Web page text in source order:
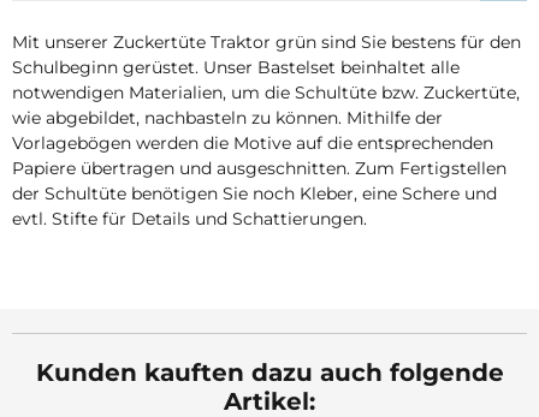
Mit unserer Zuckertüte Traktor grün sind Sie bestens für den
Schulbeginn gerüstet. Unser Bastelset beinhaltet alle
notwendigen Materialien, um die Schultüte bzw. Zuckertüte,
wie abgebildet, nachbasteln zu können. Mithilfe der
Vorlagebögen werden die Motive auf die entsprechenden
Papiere übertragen und ausgeschnitten. Zum Fertigstellen
der Schultüte benötigen Sie noch Kleber, eine Schere und
evtl. Stifte für Details und Schattierungen.
Kunden kauften dazu auch folgende
Artikel: